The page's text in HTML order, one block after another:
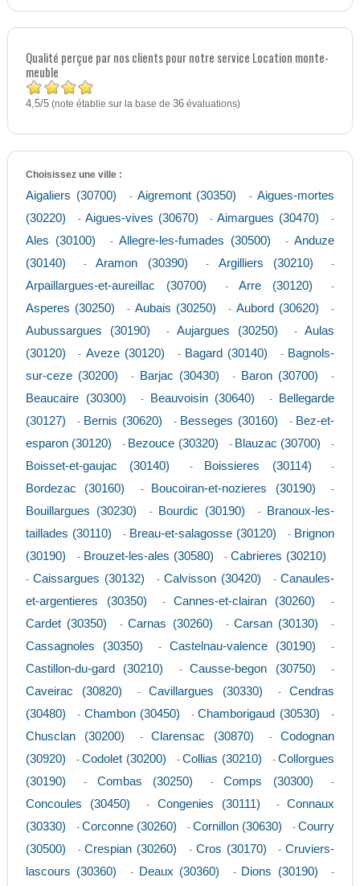
Qualité perçue par nos clients pour notre service Location monte-
meuble
4,5/5(note établie sur la base de 36évaluations)
Choisissez une ville :
Aigaliers (30700) - Aigremont (30350) -Aigues-mortes
(30220)
- Aigues-vives (30670) -Aimargues (30470) -
Ales (30100) -Allegre-les-fumades (30500) -Anduze
(30140)
-Aramon (30390) - Argilliers (30210) -
Arpaillargues-et-aureillac (30700) - Arre (30120) -
Asperes (30250) - Aubais (30250) - Aubord (30620) -
Aubussargues (30190) -Aujargues (30250) -Aulas
(30120)
- Aveze (30120) - Bagard (30140) - Bagnols-
sur-ceze (30200)
- Barjac (30430) - Baron (30700) -
Beaucaire (30300) - Beauvoisin (30640) -
Bellegarde
(30127)
- Bernis (30620) - Besseges (30160) - Bez-et-
esparon (30120)
- Bezouce (30320) - Blauzac (30700) -
Boisset-et-gaujac (30140) - Boissieres (30114) -
Bordezac (30160) - Boucoiran-et-nozieres (30190) -
Bouillargues (30230) - Bourdic (30190) -
Branoux-les-
taillades (30110)
- Breau-et-salagosse (30120) - Brignon
(30190)
- Brouzet-les-ales (30580) -Cabrieres (30210)
- Caissargues (30132) -Calvisson (30420) -Canaules-
et-argentieres (30350)
- Cannes-et-clairan (30260) -
Cardet (30350) -Carnas (30260) - Carsan (30130) -
Cassagnoles (30350) - Castelnau-valence (30190) -
Castillon-du-gard (30210) -Causse-begon (30750) -
Caveirac (30820) - Cavillargues (30330) -Cendras
(30480)
- Chambon (30450) -Chamborigaud (30530) -
Chusclan (30200) - Clarensac (30870) -Codognan
(30920)
-Codolet (30200) -Collias (30210) -Collorgues
(30190)
- Combas (30250) -Comps (30300) -
Concoules (30450) - Congenies (30111) -Connaux
(30330)
- Corconne (30260) -Cornillon (30630) -Courry
(30500)
-Crespian (30260) - Cros (30170) -Cruviers-
lascours (30360)
- Deaux (30360) - Dions (30190) -